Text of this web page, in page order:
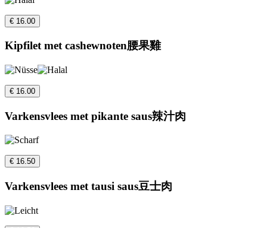
€ 16.00
Kipfilet met cashewnoten腰果雞
€ 16.00
Varkensvlees met pikante saus辣汁肉
€ 16.50
Varkensvlees met tausi saus豆士肉